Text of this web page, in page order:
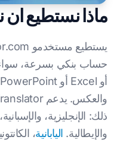
ماذا نستطيع ان
ذلك: الإنجليزية،
والإيطالية. اليابانية،